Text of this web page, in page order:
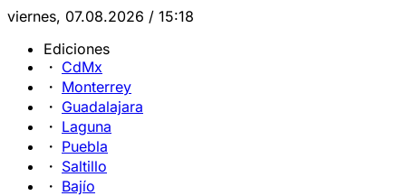
viernes, 07.08.2026 / 15:18
Ediciones
CdMx
Monterrey
Guadalajara
Laguna
Puebla
Saltillo
Bajío